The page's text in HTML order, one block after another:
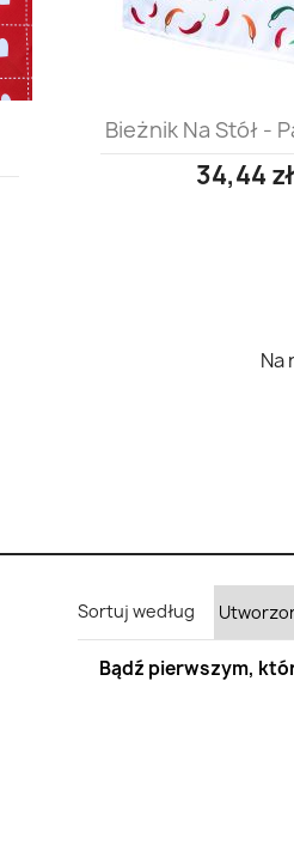
Szybki
Bieżnik Na Stół -
34,44 zł
Na
Sortuj według
Bądź pierwszym,